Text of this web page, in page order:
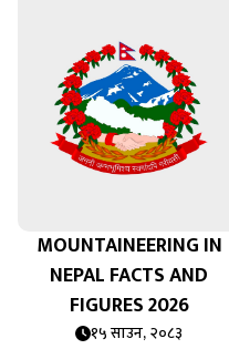
MOUNTAINEERING IN
NEPAL FACTS AND
FIGURES 2026
१५ साउन, २०८३